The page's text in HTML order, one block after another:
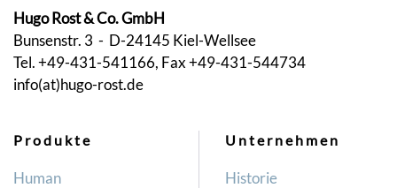
Hugo Rost & Co. GmbH
Bunsenstr. 3 - D-24145 Kiel-Wellsee
Tel. +49-431-541166, Fax +49-431-544734
info(at)hugo-rost.de
Produkte
Human
Unternehmen
Historie